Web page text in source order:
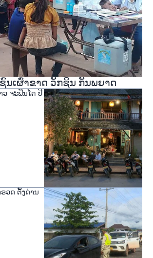
ນເຜົ່າຂາດ ວັກຊິນ ກັນພຍາດ
ວ ຈະຟື້ນໂຕ ປີ
ວດ ຕັ້ງດ່ານ